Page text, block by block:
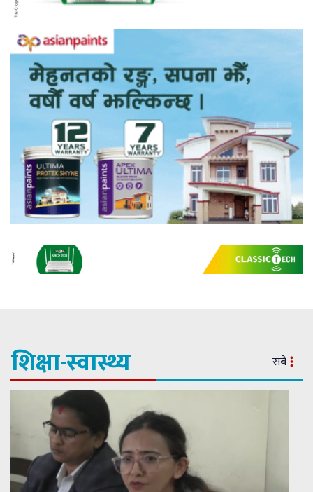
शिक्षा-स्वास्थ्य सबै